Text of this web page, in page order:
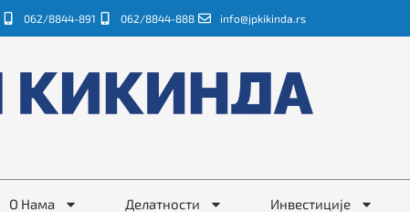
062/8844-891 062/8844-888 info@jpkikinda.rs
О Нама Делатности Инвестиције